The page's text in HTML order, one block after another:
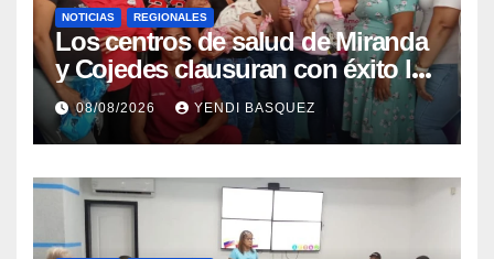
NOTICIAS REGIONALES
Los centros de salud de Miranda
y Cojedes clausuran con éxito la
Semana Mundial de la Lactancia
Materna
08/08/2026 YENDI BASQUEZ